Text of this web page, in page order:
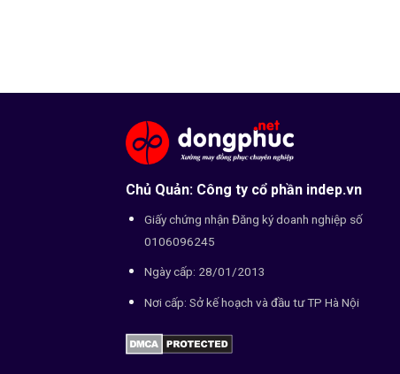
Chủ Quản: Công ty cổ phần indep.vn
Giấy chứng nhận Đăng ký doanh nghiệp số
0106096245
Ngày cấp: 28/01/2013
Nơi cấp: Sở kế hoạch và đầu tư TP Hà Nội